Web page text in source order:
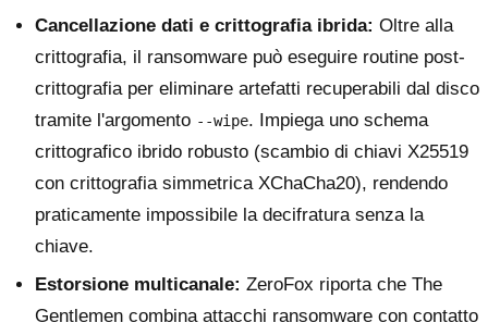
Cancellazione dati e crittografia ibrida: Oltre alla
crittografia, il ransomware può eseguire routine post-
crittografia per eliminare artefatti recuperabili dal disco
tramite l'argomento --wipe. Impiega uno schema
crittografico ibrido robusto (scambio di chiavi X25519
con crittografia simmetrica XChaCha20), rendendo
praticamente impossibile la decifratura senza la
chiave.
Estorsione multicanale: ZeroFox riporta che The
Gentlemen combina attacchi ransomware con contatto